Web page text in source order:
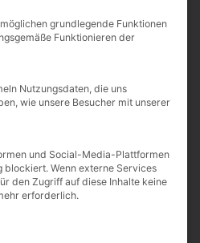
Preis / Tonne ab Lager
– 16mm
Service-Gruppen, für die eine
grundlegende Funktionen
Funktionieren der
Nutzungsdaten, die uns
wie unsere Besucher mit unserer
und Social-Media-Plattformen
Wenn externe Services
den Zugriff auf diese Inhalte keine
erforderlich.